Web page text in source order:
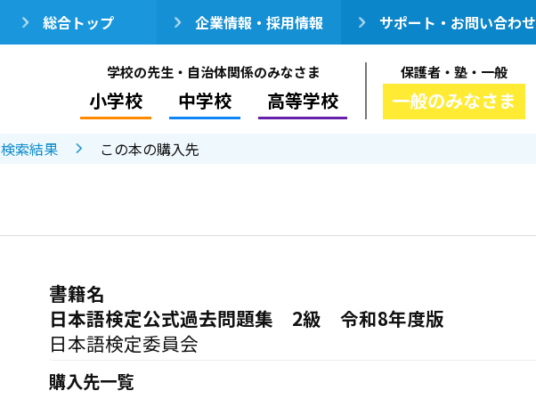
総合トップ 企業情報・採用情報 サポート・お問い合わせ
学校の先生・自治体関係のみなさま
小学校 中学校 高等学校
保護者・塾・一般
一般のみなさま
検索結果 この本の購入先
書籍名
日本語検定公式過去問題集 2級 令和8年度版
日本語検定委員会
購入先一覧